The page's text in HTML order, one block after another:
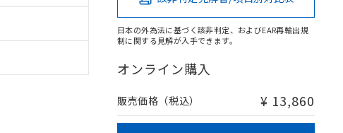
日本の外為法に基づく該非判定、およびEAR再輸出規
制に関する見解が入手できます。
オンライン購入
販売価格（税込） ¥ 13,860